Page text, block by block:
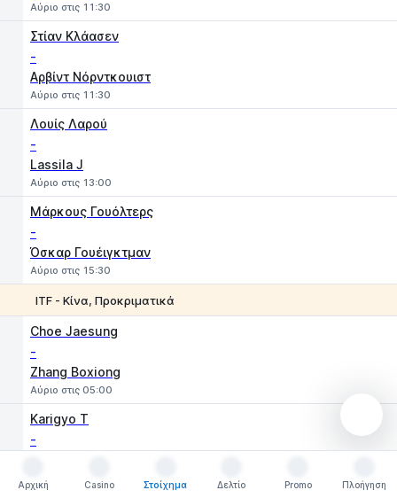
Αύριο στις 11:30
Στίαν Κλάασεν
-
Αρβίντ Νόρντκουιστ
Αύριο στις 11:30
Λουίς Λαρού
-
Lassila J
Αύριο στις 13:00
Μάρκους Γουόλτερς
-
Όσκαρ Γουέιγκτμαν
Αύριο στις 15:30
ITF - Κίνα, Προκριματικά
Choe Jaesung
-
Zhang Boxiong
Αύριο στις 05:00
Karigyo T
-
Αύριο στις 05:00
Αρχική
Casino
Στοίχημα
Δελτίο
Promo
Πλοήγηση